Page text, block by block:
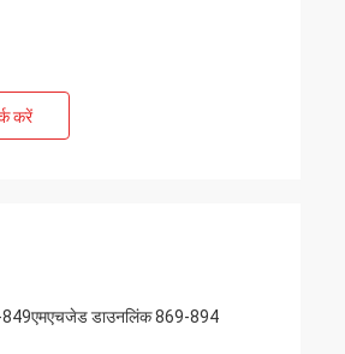
करें
डाउनलिंक 869-894